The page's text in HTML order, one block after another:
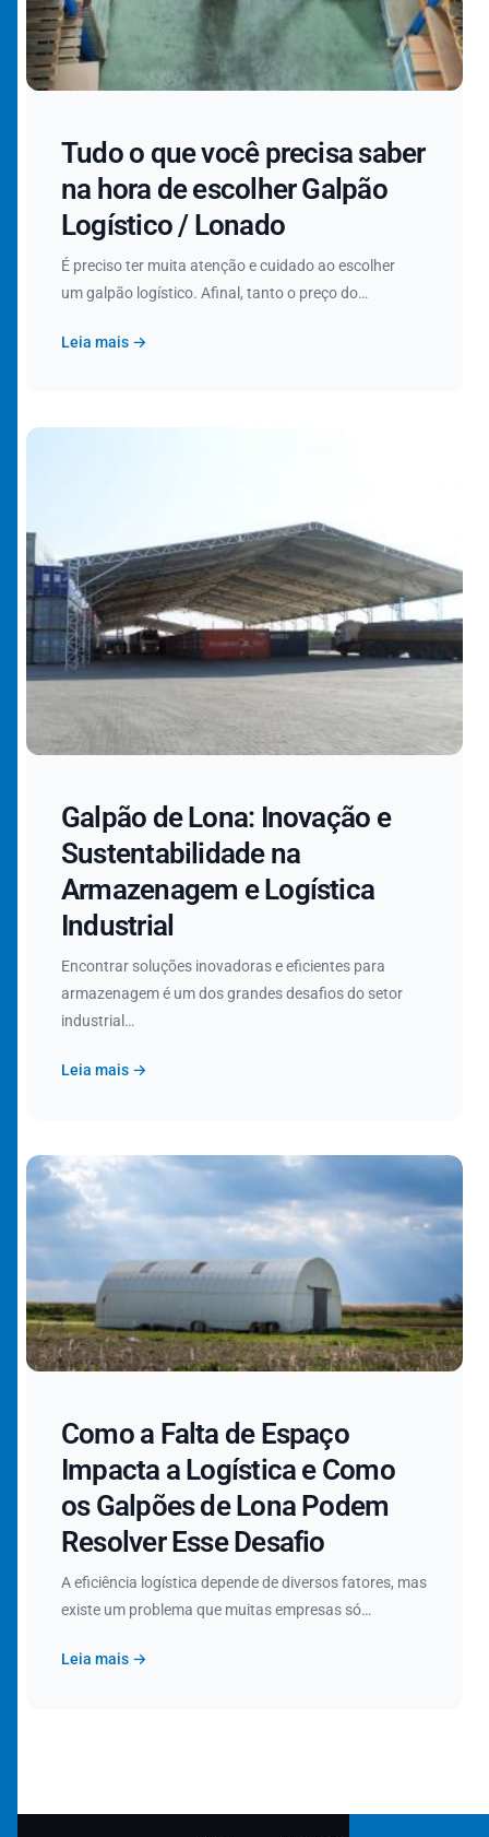
Tudo o que você precisa saber
na hora de escolher Galpão
Logístico / Lonado
É preciso ter muita atenção e cuidado ao escolher
um galpão logístico. Afinal, tanto o preço do…
Leia mais →
Galpão de Lona: Inovação e
Sustentabilidade na
Armazenagem e Logística
Industrial
Encontrar soluções inovadoras e eficientes para
armazenagem é um dos grandes desafios do setor
industrial…
Leia mais →
Como a Falta de Espaço
Impacta a Logística e Como
os Galpões de Lona Podem
Resolver Esse Desafio
A eficiência logística depende de diversos fatores, mas
existe um problema que muitas empresas só…
Leia mais →